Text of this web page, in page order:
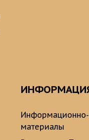
Информационно-
материалы